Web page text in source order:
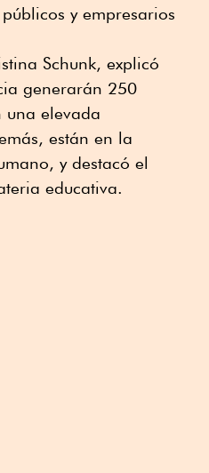
y empresarios
Schunk, explicó
generarán 250
una elevada
están en la
y destacó el
educativa.